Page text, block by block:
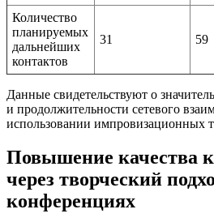
Количество
планируемых
дальнейших
контактов
31 59
Данные свидетельствуют о
и продолжительности сетевого
использовании импровизационных
Повышение качества
через творческий
конференциях